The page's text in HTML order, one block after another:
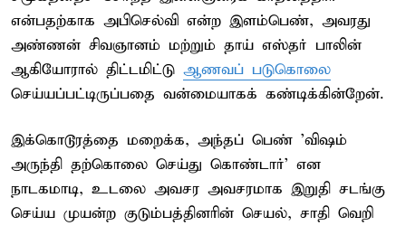
என்பதற்காக அபிசெல்வி என்ற இளம்பெண், அவரது
அண்ணன் சிவஞானம் மற்றும் தாய் எஸ்தர் பாலின்
ஆகியோரால் திட்டமிட்டு ஆணவப் படுகொலை
செய்யப்பட்டிருப்பதை வன்மையாகக் கண்டிக்கின்றேன்.
இக்கொடூரத்தை மறைக்க, அந்தப் பெண் 'விஷம்
அருந்தி தற்கொலை செய்து கொண்டார்' என
நாடகமாடி, உடலை அவசர அவசரமாக இறுதி சடங்கு
செய்ய முயன்ற குடும்பத்தினரின் செயல், சாதி வெறி